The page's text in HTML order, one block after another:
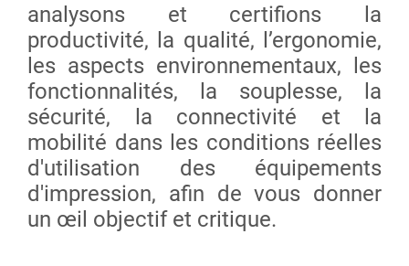
analysons et certifions la
productivité, la qualité, l’ergonomie,
les aspects environnementaux, les
fonctionnalités, la souplesse, la
sécurité, la connectivité et la
mobilité dans les conditions réelles
d'utilisation des équipements
d'impression, afin de vous donner
un œil objectif et critique.